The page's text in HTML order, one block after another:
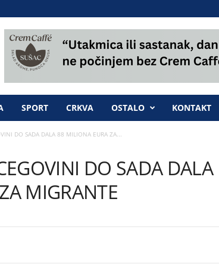
SPORT CRKVA OSTALO KONTAKT
DO SADA DALA 88 MILIONA EURA ZA...
DO SADA DALA
MIGRANTE